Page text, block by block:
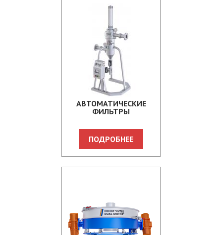
АВТОМАТИЧЕСКИЕ
ФИЛЬТРЫ
ПОДРОБНЕЕ